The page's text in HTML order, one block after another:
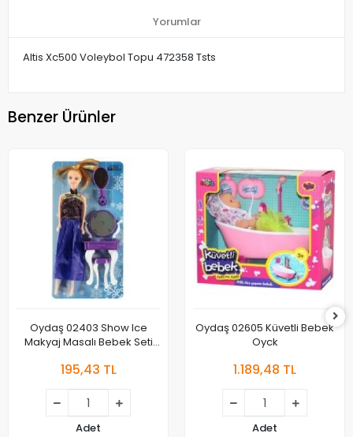
Yorumlar
Altis Xc500 Voleybol Topu 472358 Tsts
Benzer Ürünler
Oydaş 02403 Show Ice
Makyaj Masalı Bebek Seti
195,43 TL
Adet
Oydaş 02605 Küvetli Bebek
Oyck
1.189,48 TL
Adet